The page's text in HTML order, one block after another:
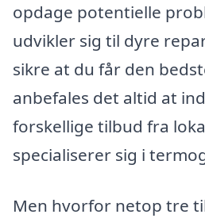
opdage potentielle
udvikler sig til dyre
sikre at du får den
anbefales det altid at
forskellige tilbud fra
specialiserer sig i
Men hvorfor netop tre